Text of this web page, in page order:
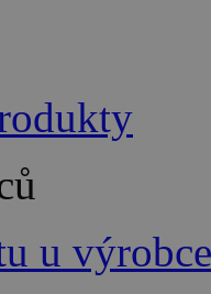
u výrobce